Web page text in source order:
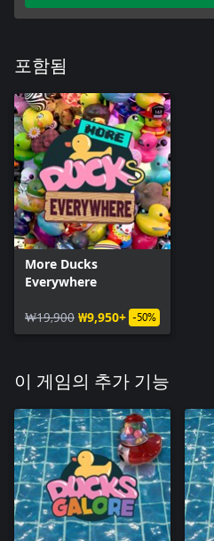
포함됨
More Ducks
Everywhere
₩19,900 ₩9,950+ -50%
이 게임의 추가 기능